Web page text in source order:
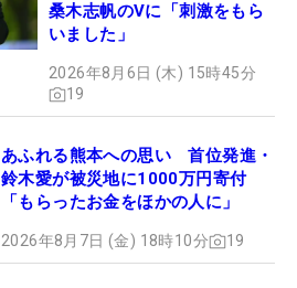
桑木志帆のVに「刺激をもら
いました」
2026年8月6日 (木) 15時45分
19
あふれる熊本への思い 首位発進・
鈴木愛が被災地に1000万円寄付
「もらったお金をほかの人に」
2026年8月7日 (金) 18時10分 19